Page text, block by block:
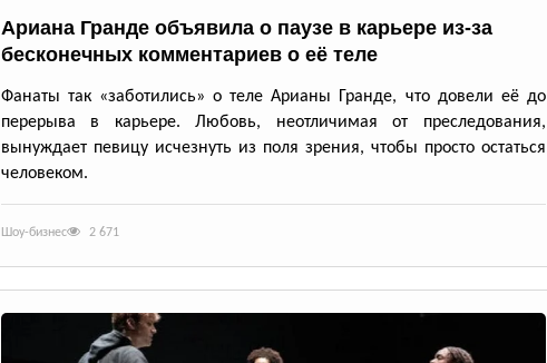
Ариана Гранде объявила о паузе в карьере из-за
бесконечных комментариев о её теле
Фанаты так «заботились» о теле Арианы Гранде, что довели её до
перерыва в карьере. Любовь, неотличимая от преследования,
вынуждает певицу исчезнуть из поля зрения, чтобы просто остаться
человеком.
Шоу-бизнес 2 671